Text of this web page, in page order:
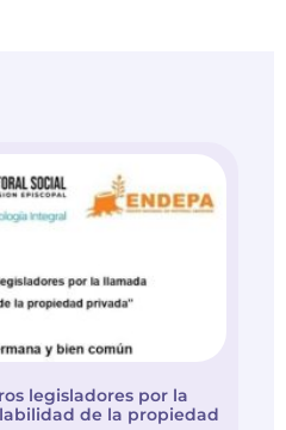
legisladores por la
de la propiedad